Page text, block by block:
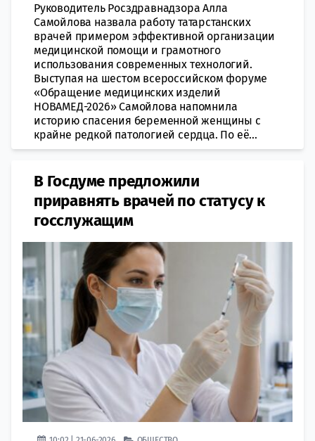
Руководитель Росздравнадзора Алла
Самойлова назвала работу татарстанских
врачей примером эффективной организации
медицинской помощи и грамотного
использования современных технологий.
Выступая на шестом всероссийском форуме
«Обращение медицинских изделий
НОВАМЕД-2026» Самойлова напомнила
историю спасения беременной женщины с
крайне редкой патологией сердца. По её...
В Госдуме предложили
приравнять врачей по статусу к
госслужащим